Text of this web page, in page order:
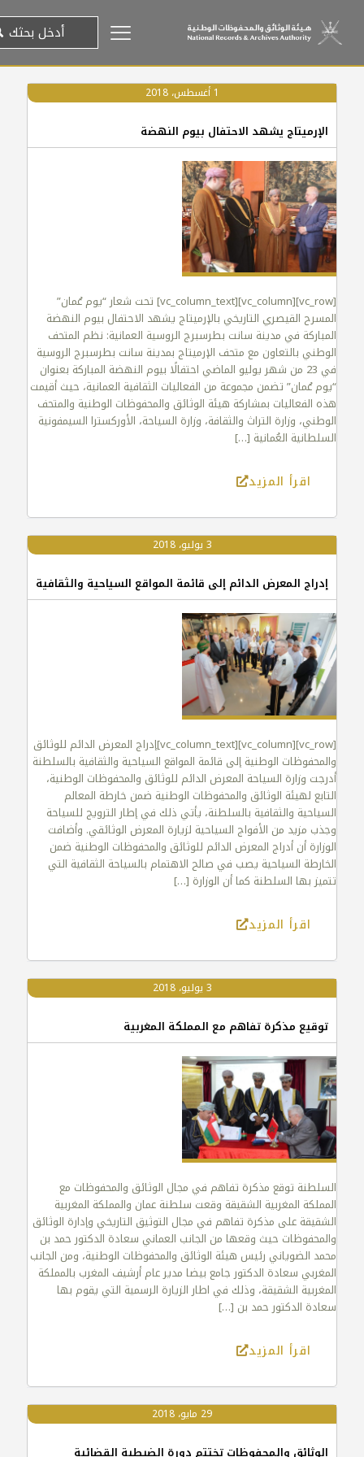
1 أغسطس، 2018
الإرميتاج يشهد الاحتفال بيوم النهضة
[vc_row][vc_column][vc_column_text] تحت شعار “يوم عُمان”
المسرح القيصري التاريخي بالإرميتاج يشهد الاحتفال بيوم النهضة
المباركة في مدينة سانت بطرسبرج الروسية العمانية: نظم المتحف
الوطني بالتعاون مع متحف الإرميتاج بمدينة سانت بطرسبرج الروسية
في 23 من شهر يوليو الماضي احتفالًا بيوم النهضة المباركة بعنوان
“يوم عُمان” تضمن مجموعة من الفعاليات الثقافية العمانية، حيث أقيمت
هذه الفعاليات بمشاركة هيئة الوثائق والمحفوظات الوطنية والمتحف
الوطني، وزارة التراث والثقافة، وزارة السياحة، الأوركسترا السيمفونية
السلطانية العُمانية […]
اقرأ المزيد
3 يوليو، 2018
إدراج المعرض الدائم إلى قائمة المواقع السياحية والثقافية
[vc_row][vc_column][vc_column_text]إدراج المعرض الدائم للوثائق
والمحفوظات الوطنية إلى قائمة المواقع السياحية والثقافية بالسلطنة
أدرجت وزارة السياحة المعرض الدائم للوثائق والمحفوظات الوطنية،
التابع لهيئة الوثائق والمحفوظات الوطنية ضمن خارطة المعالم
السياحية والثقافية بالسلطنة، يأتي ذلك في إطار الترويج للسياحة
وجذب مزيد من الأفواج السياحية لزيارة المعرض الوثائقي. وأضافت
الوزارة أن أدراج المعرض الدائم للوثائق والمحفوظات الوطنية ضمن
الخارطة السياحية يصب في صالح الاهتمام بالسياحة الثقافية التي
تتميز بها السلطنة كما أن الوزارة […]
اقرأ المزيد
3 يوليو، 2018
توقيع مذكرة تفاهم مع المملكة المغربية
السلطنة توقع مذكرة تفاهم في مجال الوثائق والمحفوظات مع
المملكة المغربية الشقيقة وقعت سلطنة عمان والمملكة المغربية
الشقيقة على مذكرة تفاهم في مجال التوثيق التاريخي وإدارة الوثائق
والمحفوظات حيث وقعها من الجانب العماني سعادة الدكتور حمد بن
محمد الضوياني رئيس هيئة الوثائق والمحفوظات الوطنية، ومن الجانب
المغربي سعادة الدكتور جامع بيضا مدير عام أرشيف المغرب بالمملكة
المغربية الشقيقة، وذلك في اطار الزيارة الرسمية التي يقوم بها
سعادة الدكتور حمد بن […]
اقرأ المزيد
29 مايو، 2018
الوثائق والمحفوظات تختتم دورة الضبطية القضائية